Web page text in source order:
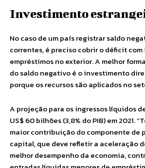
Investimento
No caso de um país registrar saldo
correntes, é preciso cobrir o déficit
empréstimos no exterior. A melhor
do saldo negativo é o investimento
porque os recursos são aplicados no
A projeção para os ingressos líquidos
US$ 60 bilhões (3,8% do PIB) em 2021.
maior contribuição do componente de
capital, que deve refletir a aceleração
melhor desempenho da economia,